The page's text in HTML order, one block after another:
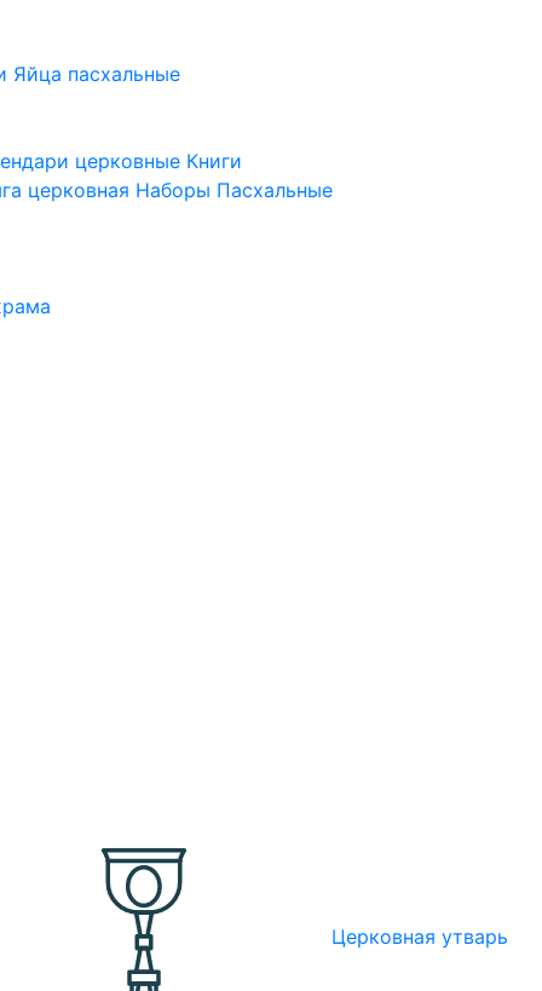
Яйца пасхальные
церковные Книги
церковная Наборы Пасхальные
Церковная утварь